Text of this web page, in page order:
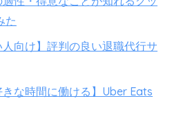
た
人向け】評判の良い退職代行サ
きな時間に働ける】Uber Eats